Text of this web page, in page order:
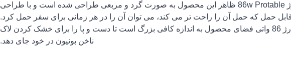
1) لامپ ال ای دی خشک کن ناخن قابل شارژ 86w Protable ظاهر این محصول به صورت گرد و مربعی طراحی شده است و با طراحی
حمل که حمل آن را راحت تر می کند، می توان آن را در هر زمانی برای سفر حمل کرد.
2) لامپ ال ای دی خشک کن ناخن قابل شارژ 86 واتی فضای محصول به اندازه کافی بزرگ است تا دست و پا را برای خشک کردن لاک
ناخن بونیون در خود جای دهد.